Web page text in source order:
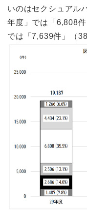
いのはセクシュアル
年度」では「6,808
では「7,639件」（